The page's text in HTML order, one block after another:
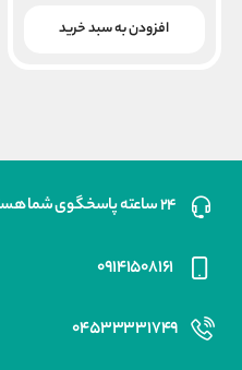
بود. فعلی
افزودن به سبد خرید
۲۴ ساعته پاسخگوی شما هستیم .
۰۹۱۴۱۵۰۸۱۶۱
۰۴۵۳۳۳۳۱۷۴۹